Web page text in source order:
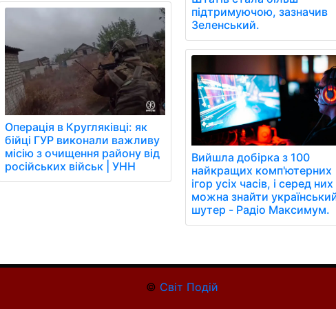
Операція в Кругляківці: як
бійці ГУР виконали важливу
місію з очищення району від
російських військ | УНН
підтримуючою, зазначив
Зеленський.
Вийшла добірка з 100
найкращих комп'ютерних
ігор усіх часів, і серед них
можна знайти
шутер - Радіо Максимум.
© Світ Подій